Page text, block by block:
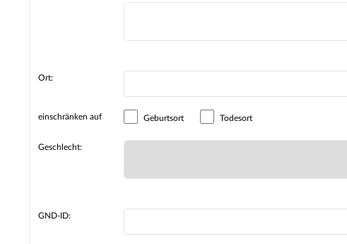
Ort:
einschränken auf Geburtsort Todesort
Geschlecht:
GND-ID: